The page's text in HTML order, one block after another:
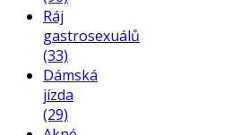
Ráj
gastrosexuálů
(33)
Dámská
jízda
(29)